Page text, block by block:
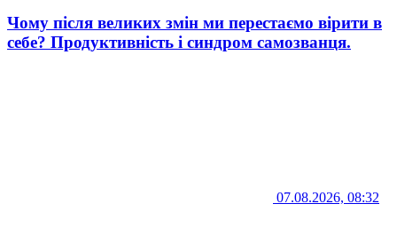
Чому після великих змін ми перестаємо вірити в
себе? Продуктивність і синдром самозванця.
07.08.2026, 08:32